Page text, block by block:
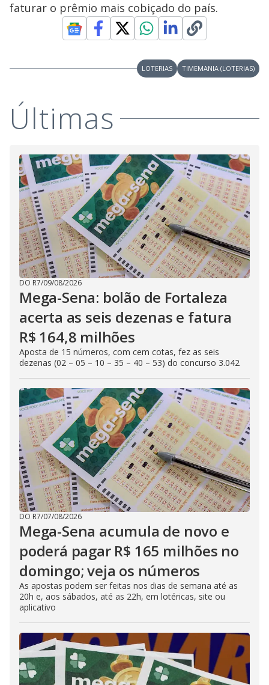
faturar o prêmio mais cobiçado do país.
LOTERIAS TIMEMANIA (LOTERIAS)
Últimas
DO R7/09/08/2026
Mega-Sena: bolão de Fortaleza
acerta as seis dezenas e fatura
R$ 164,8 milhões
Aposta de 15 números, com cem cotas, fez as seis
dezenas (02 – 05 – 10 – 35 – 40 – 53) do concurso 3.042
DO R7/07/08/2026
Mega-Sena acumula de novo e
poderá pagar R$ 165 milhões no
domingo; veja os números
As apostas podem ser feitas nos dias de semana até as
20h e, aos sábados, até as 22h, em lotéricas, site ou
aplicativo